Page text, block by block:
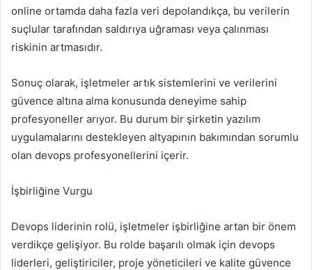
online ortamda daha fazla veri depolandıkça, bu verilerin
suçlular tarafından saldırıya uğraması veya çalınması
riskinin artmasıdır.
Sonuç olarak, işletmeler artık sistemlerini ve verilerini
güvence altına alma konusunda deneyime sahip
profesyoneller arıyor. Bu durum bir şirketin yazılım
uygulamalarını destekleyen altyapının bakımından sorumlu
olan devops profesyonellerini içerir.
İşbirliğine Vurgu
Devops liderinin rolü, işletmeler işbirliğine artan bir önem
verdikçe gelişiyor. Bu rolde başarılı olmak için devops
liderleri, geliştiriciler, proje yöneticileri ve kalite güvence